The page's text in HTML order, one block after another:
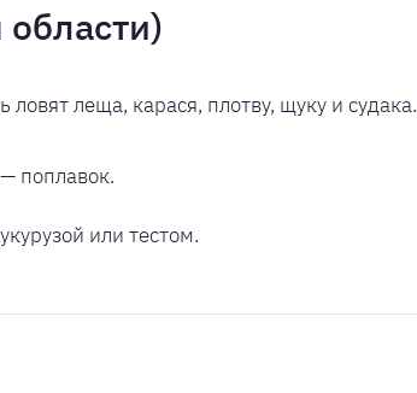
леща, карася, плотву, щуку и судака.
поплавок.
или тестом.